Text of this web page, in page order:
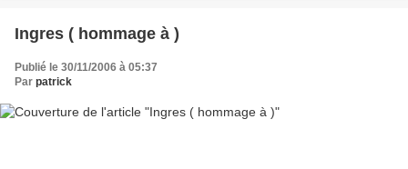
Ingres ( hommage à )
Publié le 30/11/2006 à 05:37
Par patrick